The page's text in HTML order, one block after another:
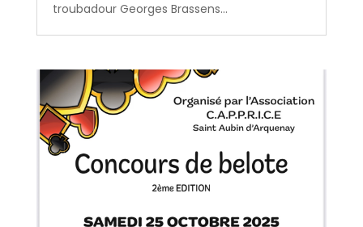
troubadour Georges Brassens...